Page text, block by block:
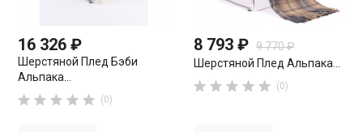
16 326 ₽
Шерстяной Плед Бэби
Альпака...
     (0)
8 793 ₽ 9 770 ₽
Шерстяной Плед Альпака...
     (0)